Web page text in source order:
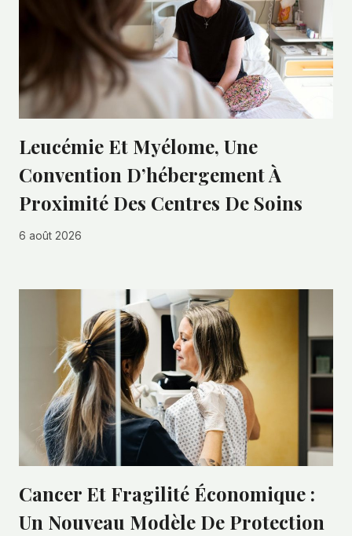
Leucémie Et Myélome, Une
Convention D’hébergement À
Proximité Des Centres De Soins
6 août 2026
Cancer Et Fragilité Économique :
Un Nouveau Modèle De Protection